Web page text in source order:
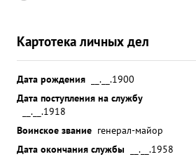
Картотека личных дел
Дата рождения
__.__.1900
Дата поступления на службу
__.__.1918
Воинское звание генерал-майор
Дата окончания службы
__.__.1958